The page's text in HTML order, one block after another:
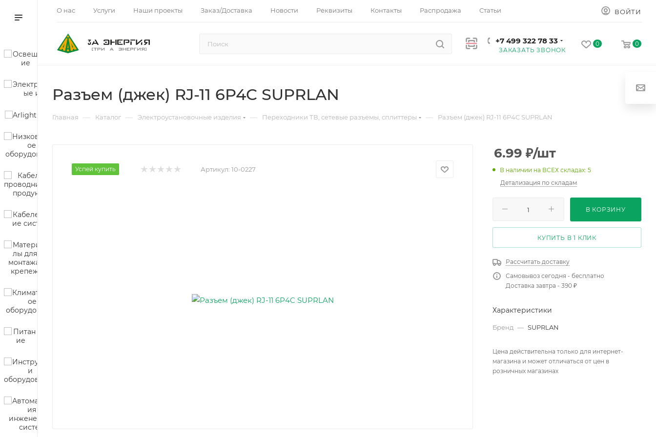
О нас Услуги Наши проекты Заказ/Доставка Новости Реквизиты Контакты Распродажа Статьи ВОЙТИ
+7 499 322 78 33
ЗАКАЗАТЬ ЗВОНОК
0 0
Разъем (джек) RJ-11 6P4C SUPRLAN
Главная — Каталог — Электроустановочные изделия — Переходники ТВ, сетевые разъемы, сплиттеры — Разъем (джек) RJ-11 6P4C SUPRLAN
Успей купить Артикул: 10-0227
6.99 ₽/шт
В наличии на ВСЕХ складах: 5
Детализация по складам
В КОРЗИНУ
КУПИТЬ В 1 КЛИК
Рассчитать доставку
Самовывоз сегодня - бесплатно
Доставка завтра - 390 ₽
Характеристики
Бренд — SUPRLAN
Цена действительна только для интернет-
магазина и может отличаться от цен в
розничных магазинах